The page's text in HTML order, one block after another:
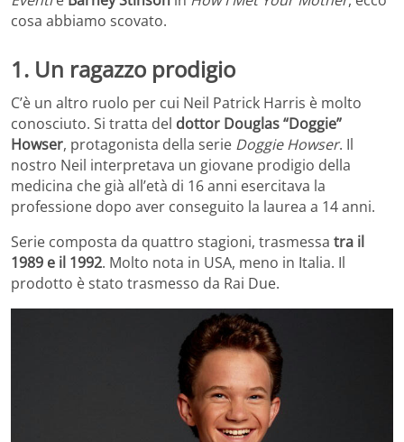
cosa abbiamo scovato.
1. Un ragazzo prodigio
C’è un altro ruolo per cui Neil Patrick Harris è molto
conosciuto. Si tratta del dottor Douglas “Doggie”
Howser, protagonista della serie Doggie Howser. Il
nostro Neil interpretava un giovane prodigio della
medicina che già all’età di 16 anni esercitava la
professione dopo aver conseguito la laurea a 14 anni.
Serie composta da quattro stagioni, trasmessa tra il
1989 e il 1992. Molto nota in USA, meno in Italia. Il
prodotto è stato trasmesso da Rai Due.